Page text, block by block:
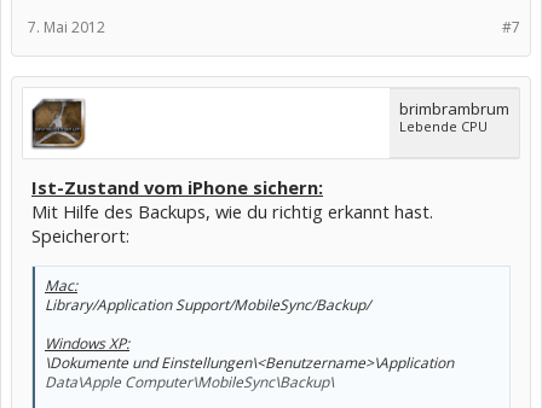
#7
7. Mai 2012
brimbrambrum
Lebende CPU
Ist-Zustand vom iPhone sichern:
Mit Hilfe des Backups, wie du richtig erkannt hast.
Speicherort:
Mac:
Library/Application Support/MobileSync/Backup/
Windows XP:
\Dokumente und Einstellungen\<Benutzername>\Application
Data\Apple Computer\MobileSync\Backup\